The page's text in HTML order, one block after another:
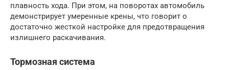
плавность хода. При этом, на поворотах автомобиль
демонстрирует умеренные крены, что говорит о
достаточно жесткой настройке для предотвращения
излишнего раскачивания.
Тормозная система